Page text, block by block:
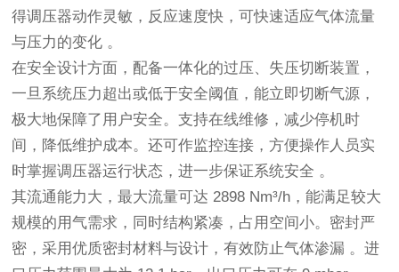
得调压器动作灵敏，反应速度快，可快速适应气体流量
与压力的变化 。
在安全设计方面，配备一体化的过压、失压切断装置，
一旦系统压力超出或低于安全阈值，能立即切断气源，
极大地保障了用户安全。支持在线维修，减少停机时
间，降低维护成本。还可作监控连接，方便操作人员实
时掌握调压器运行状态，进一步保证系统安全 。
其流通能力大，最大流量可达 2898 Nm³/h，能满足较大
规模的用气需求，同时结构紧凑，占用空间小。密封严
密，采用优质密封材料与设计，有效防止气体渗漏 。进